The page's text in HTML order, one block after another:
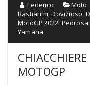
Federico Moto
Bastianini,Dovizioso,
MotoGP 2022, Pedrosa
Yamaha
MOTOGP